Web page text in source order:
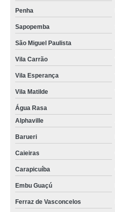
Penha
Sapopemba
São Miguel Paulista
Vila Carrão
Vila Esperança
Vila Matilde
Água Rasa
Alphaville
Barueri
Caieiras
Carapicuíba
Embu Guaçú
Ferraz de Vasconcelos